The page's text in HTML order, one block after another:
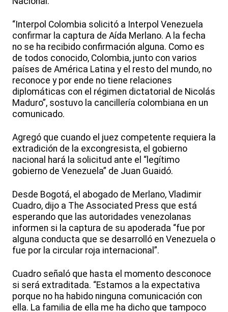
“Interpol Colombia solicitó a Interpol Venezuela
confirmar la captura de Aída Merlano. A la fecha
no se ha recibido confirmación alguna. Como es
de todos conocido, Colombia, junto con varios
países de América Latina y el resto del mundo, no
reconoce y por ende no tiene relaciones
diplomáticas con el régimen dictatorial de Nicolás
Maduro”, sostuvo la cancillería colombiana en un
comunicado.
Agregó que cuando el juez competente requiera la
extradición de la excongresista, el gobierno
nacional hará la solicitud ante el “legítimo
gobierno de Venezuela” de Juan Guaidó.
Desde Bogotá, el abogado de Merlano, Vladimir
Cuadro, dijo a The Associated Press que está
esperando que las autoridades venezolanas
informen si la captura de su apoderada “fue por
alguna conducta que se desarrolló en Venezuela o
fue por la circular roja internacional”.
Cuadro señaló que hasta el momento desconoce
si será extraditada. “Estamos a la expectativa
porque no ha habido ninguna comunicación con
ella. La familia de ella me ha dicho que tampoco